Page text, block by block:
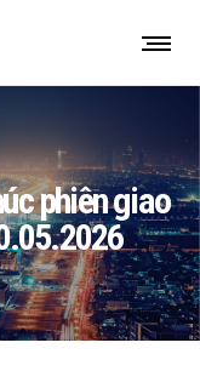
phiên giao